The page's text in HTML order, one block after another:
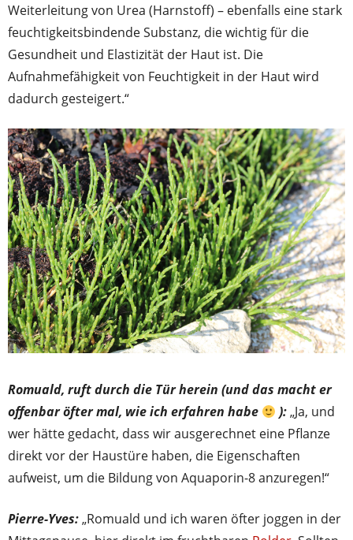
Weiterleitung von Urea (Harnstoff) – ebenfalls eine stark
feuchtigkeitsbindende Substanz, die wichtig für die
Gesundheit und Elastizität der Haut ist. Die
Aufnahmefähigkeit von Feuchtigkeit in der Haut wird
dadurch gesteigert.“
Romuald, ruft durch die Tür herein (und das macht er
offenbar öfter mal, wie ich erfahren habe
):„Ja, und
wer hätte gedacht, dass wir ausgerechnet eine Pflanze
direkt vor der Haustüre haben, die Eigenschaften
aufweist, um die Bildung von Aquaporin-8 anzuregen!“
Pierre-Yves:„Romuald und ich waren öfter joggen in der